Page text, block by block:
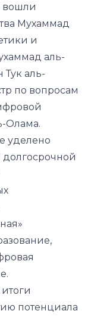
вошли
Мухаммад
и
аль-
аль-
по вопросам
Олама.
уделено
потенциала